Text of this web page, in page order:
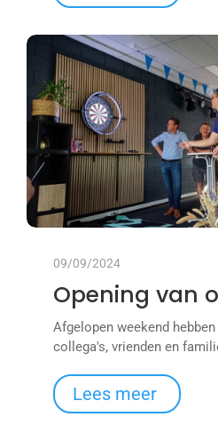
09/09/2024
Opening van
Afgelopen weekend
collega's, vrienden en
Lees meer